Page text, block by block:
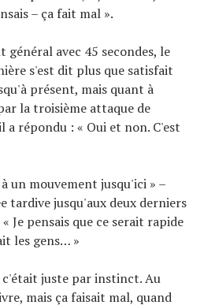
– ça fait mal ».
général avec 45 secondes, le
s'est dit plus que satisfait
présent, mais quant à
la troisième attaque de
a répondu : « Oui et non. C'est
un mouvement jusqu'ici » –
tardive jusqu'aux deux derniers
Je pensais que ce serait rapide
les gens… »
juste par instinct. Au
mais ça faisait mal, quand